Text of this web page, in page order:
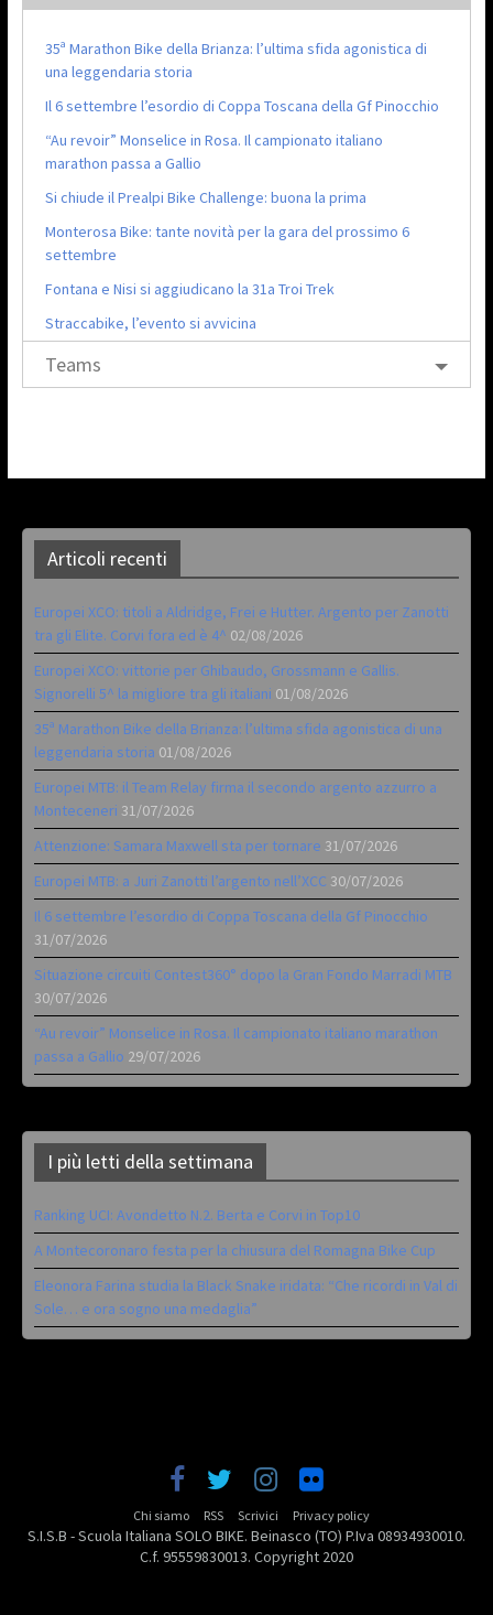
35ª Marathon Bike della Brianza: l’ultima sfida agonistica di
una leggendaria storia
Il 6 settembre l’esordio di Coppa Toscana della Gf Pinocchio
“Au revoir” Monselice in Rosa. Il campionato italiano
marathon passa a Gallio
Si chiude il Prealpi Bike Challenge: buona la prima
Monterosa Bike: tante novità per la gara del prossimo 6
settembre
Fontana e Nisi si aggiudicano la 31a Troi Trek
Straccabike, l’evento si avvicina
Teams
Articoli recenti
Europei XCO: titoli a Aldridge, Frei e Hutter. Argento per Zanotti
tra gli Elite. Corvi fora ed è 4^ 02/08/2026
Europei XCO: vittorie per Ghibaudo, Grossmann e Gallis.
Signorelli 5^ la migliore tra gli italiani 01/08/2026
35ª Marathon Bike della Brianza: l’ultima sfida agonistica di una
leggendaria storia 01/08/2026
Europei MTB: il Team Relay firma il secondo argento azzurro a
Monteceneri 31/07/2026
Attenzione: Samara Maxwell sta per tornare 31/07/2026
Europei MTB: a Juri Zanotti l’argento nell’XCC 30/07/2026
Il 6 settembre l’esordio di Coppa Toscana della Gf Pinocchio
31/07/2026
Situazione circuiti Contest360° dopo la Gran Fondo Marradi MTB
30/07/2026
“Au revoir” Monselice in Rosa. Il campionato italiano marathon
passa a Gallio 29/07/2026
I più letti della settimana
Ranking UCI: Avondetto N.2. Berta e Corvi in Top10
A Montecoronaro festa per la chiusura del Romagna Bike Cup
Eleonora Farina studia la Black Snake iridata: “Che ricordi in Val di
Sole… e ora sogno una medaglia”
Chi siamo RSS Scrivici Privacy policy
S.I.S.B - Scuola Italiana SOLO BIKE. Beinasco (TO) P.Iva 08934930010.
C.f. 95559830013. Copyright 2020